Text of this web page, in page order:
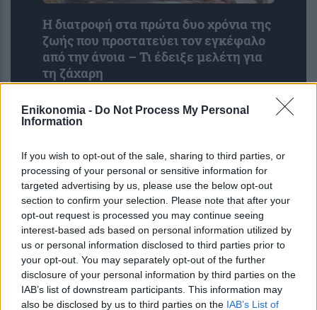
Enikonomia - Do Not Process My Personal
Information
If you wish to opt-out of the sale, sharing to third parties, or
processing of your personal or sensitive information for
targeted advertising by us, please use the below opt-out
section to confirm your selection. Please note that after your
opt-out request is processed you may continue seeing
interest-based ads based on personal information utilized by
us or personal information disclosed to third parties prior to
your opt-out. You may separately opt-out of the further
disclosure of your personal information by third parties on the
IAB’s list of downstream participants. This information may
also be disclosed by us to third parties on the IAB’s List of
Η διατροφή στα πρώτα δυο χρόνια της
ζωής που προστατεύει τον εγκέφαλο
από την άνοια – Τι έδειξε μελέτη για
τη ζάχαρη
Δροσιστείτε άμεσα τις ζεστές μέρες
με το κόλπο των 10 δευτερολέπτων
που λατρεύουν οι… σεφ